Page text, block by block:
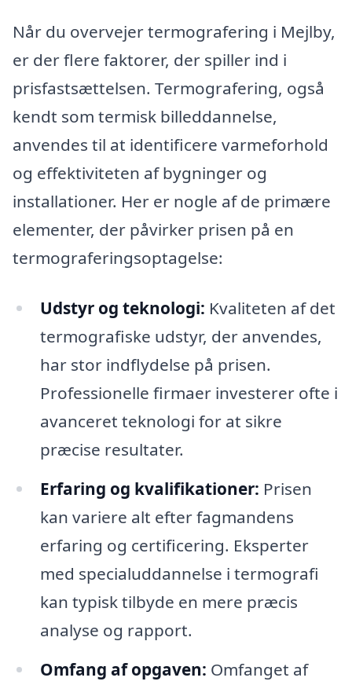
Når du overvejer termografering i Mejlby,
er der flere faktorer, der spiller ind i
prisfastsættelsen. Termografering, også
kendt som termisk billeddannelse,
anvendes til at identificere varmeforhold
og effektiviteten af bygninger og
installationer. Her er nogle af de primære
elementer, der påvirker prisen på en
termograferingsoptagelse:
Udstyr og teknologi: Kvaliteten af det
termografiske udstyr, der anvendes,
har stor indflydelse på prisen.
Professionelle firmaer investerer ofte i
avanceret teknologi for at sikre
præcise resultater.
Erfaring og kvalifikationer: Prisen
kan variere alt efter fagmandens
erfaring og certificering. Eksperter
med specialuddannelse i termografi
kan typisk tilbyde en mere præcis
analyse og rapport.
Omfang af opgaven: Omfanget af